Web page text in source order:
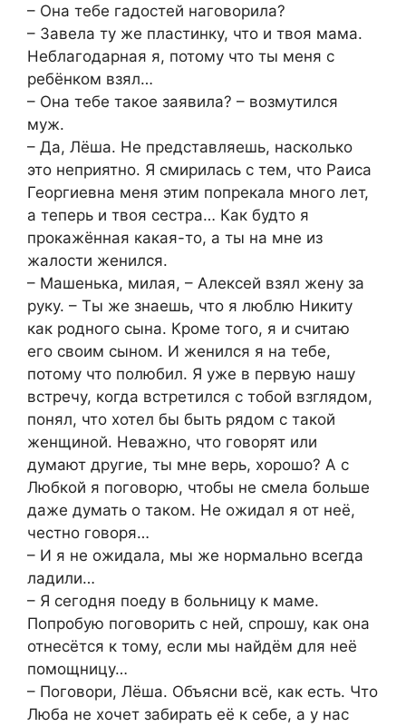
– Она тебе гадостей наговорила?
– Завела ту же пластинку, что и твоя мама.
Неблагодарная я, потому что ты меня с
ребёнком взял…
– Она тебе такое заявила? – возмутился
муж.
– Да, Лёша. Не представляешь, насколько
это неприятно. Я смирилась с тем, что Раиса
Георгиевна меня этим попрекала много лет,
а теперь и твоя сестра… Как будто я
прокажённая какая-то, а ты на мне из
жалости женился.
– Машенька, милая, – Алексей взял жену за
руку. – Ты же знаешь, что я люблю Никиту
как родного сына. Кроме того, я и считаю
его своим сыном. И женился я на тебе,
потому что полюбил. Я уже в первую нашу
встречу, когда встретился с тобой взглядом,
понял, что хотел бы быть рядом с такой
женщиной. Неважно, что говорят или
думают другие, ты мне верь, хорошо? А с
Любкой я поговорю, чтобы не смела больше
даже думать о таком. Не ожидал я от неё,
честно говоря…
– И я не ожидала, мы же нормально всегда
ладили…
– Я сегодня поеду в больницу к маме.
Попробую поговорить с ней, спрошу, как она
отнесётся к тому, если мы найдём для неё
помощницу…
– Поговори, Лёша. Объясни всё, как есть. Что
Люба не хочет забирать её к себе, а у нас